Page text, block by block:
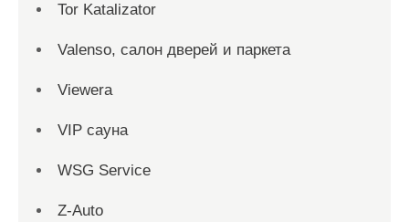
Tor Katalizator
Valenso, салон дверей и паркета
Viewera
VIP сауна
WSG Service
Z-Auto